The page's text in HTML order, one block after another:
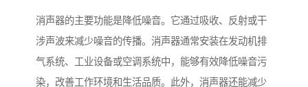
消声器的主要功能是降低噪音。它通过吸收、反射或干
涉声波来减少噪音的传播。消声器通常安装在发动机排
气系统、工业设备或空调系统中，能够有效降低噪音污
染，改善工作环境和生活品质。此外，消声器还能减少